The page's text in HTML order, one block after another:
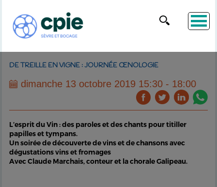
DE TREILLE EN VIGNE : JOURNÉE ŒNOLOGIE
dimanche 13 octobre 2019 15:30 - 18:00
L’esprit du Vin : des paroles et des chants pour titiller
papilles et tympans.
Un soirée de découverte de vins et de chansons avec
dégustations vins et fromages
Avec Claude Marchais, conteur et la chorale Galipeau.